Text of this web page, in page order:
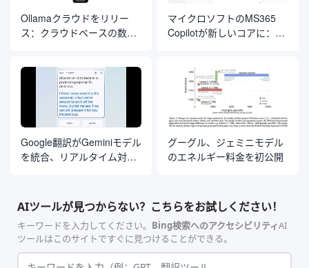
Ollamaクラウドをリリー
ス：クラウドベースの数千
マイクロソフトのMS365
Copilotが新しいコアに：
Google翻訳がGeminiモデル
を統合、リアルタイム対話
始
グーグル、ジェミニモデル
のエネルギー料金を初公開
AIツールが見つからない？こちらをお試しください！
キーワードを入力してください。 Bing検索へのアクセシビリティAI
ツールはこのサイトですぐに見つけることができる。